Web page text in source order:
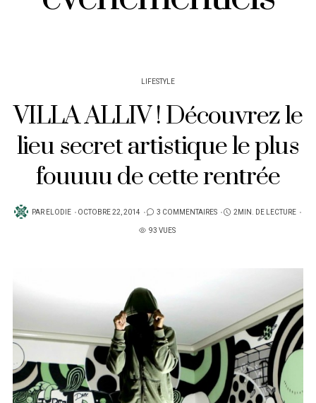
LIFESTYLE
VILLA ALLIV ! Découvrez le
lieu secret artistique le plus
fouuuu de cette rentrée
PAR ELODIE
PUBLIÉ
OCTOBRE 22, 2014 3 COMMENTAIRES
2MIN. DE LECTURE
93 VUES